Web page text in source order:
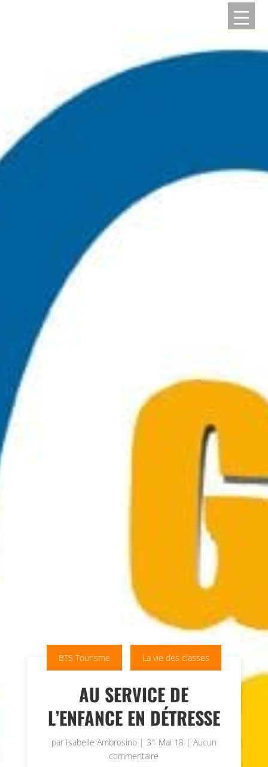
BTS Tourisme La vie des classes
AU SERVICE DE
L’ENFANCE EN DÉTRESSE
par Isabelle Ambrosino| 31 Mai 18 | Aucun
commentaire